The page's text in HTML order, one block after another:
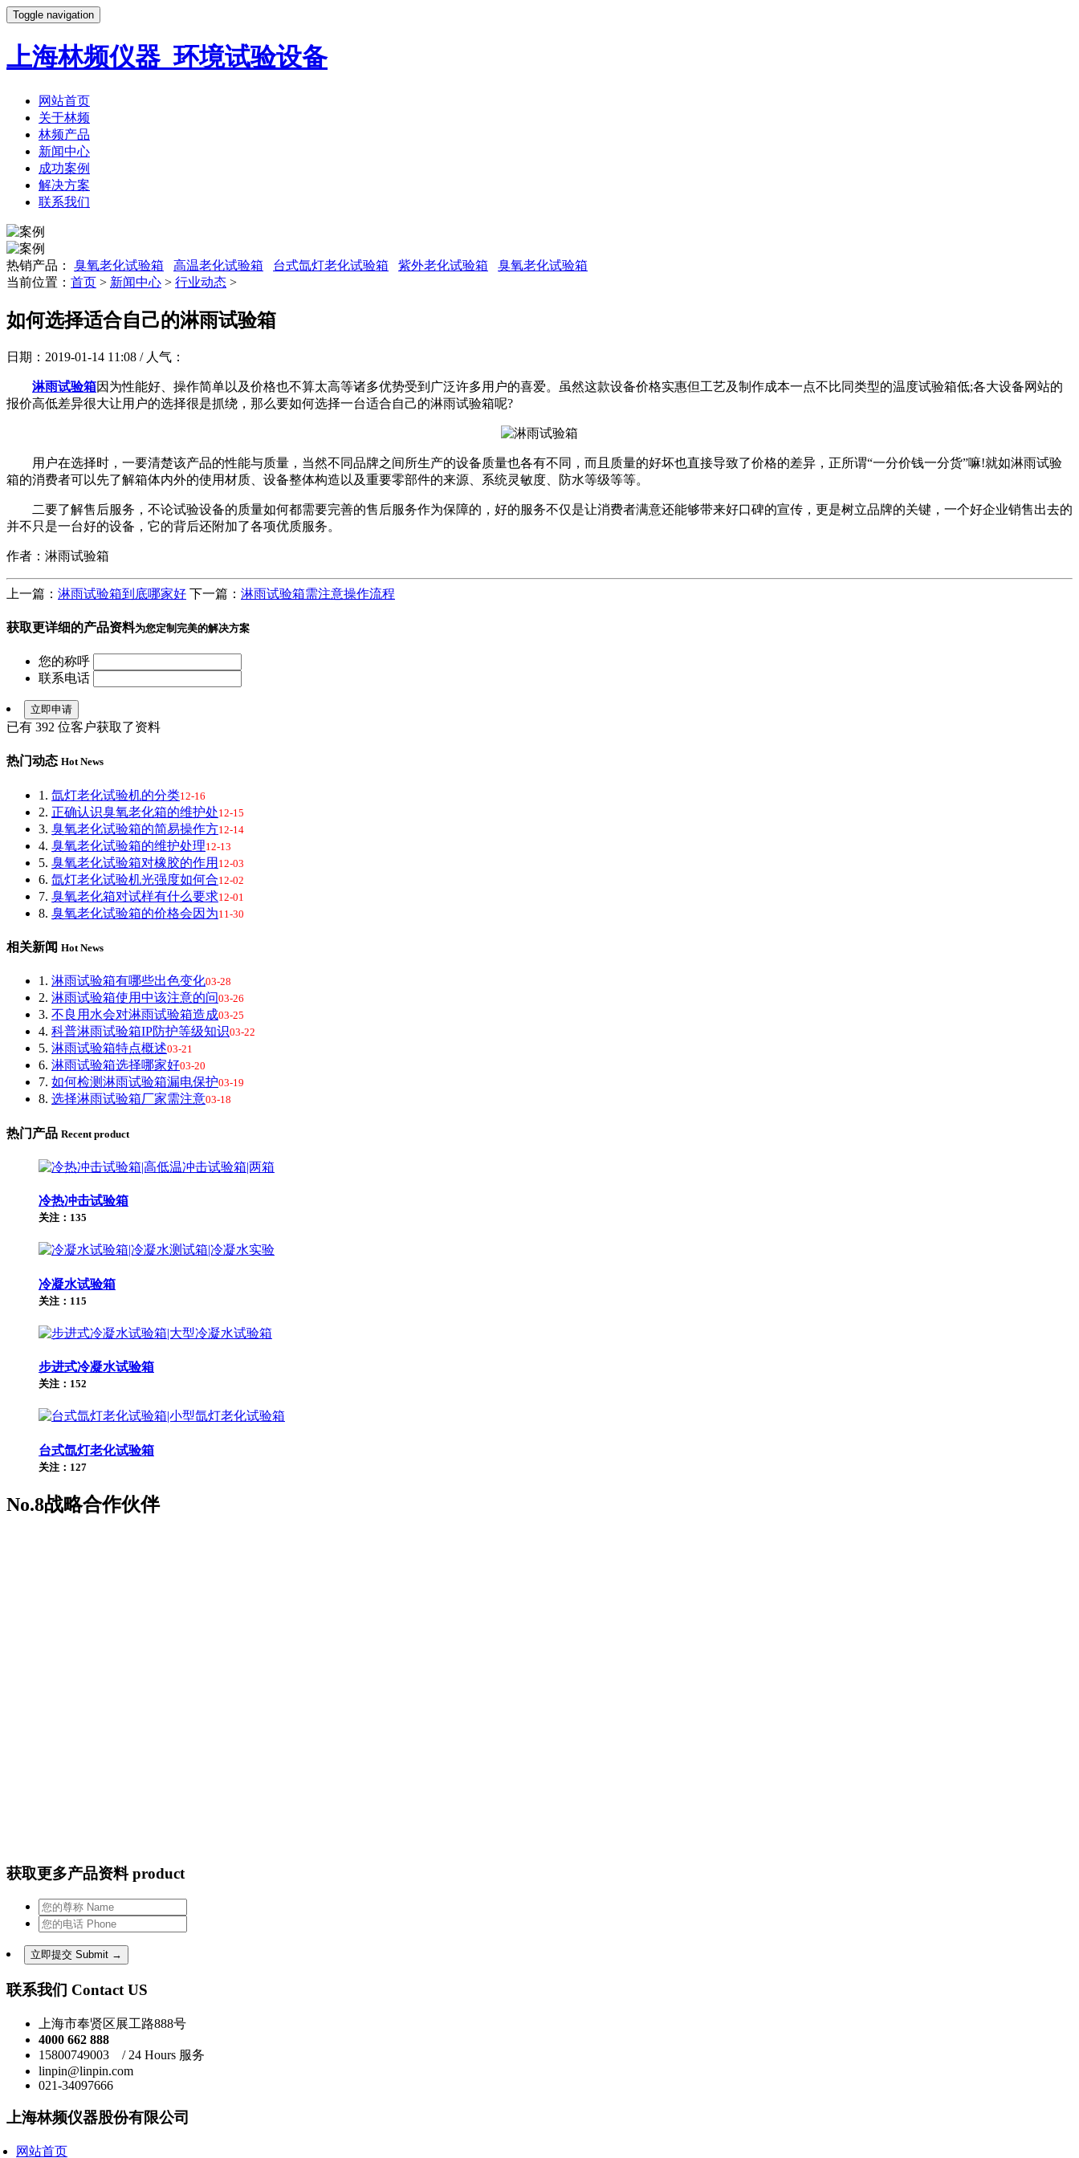
Toggle navigation
上海林频仪器_环境试验设备
网站首页
关于林频
林频产品
新闻中心
成功案例
解决方案
联系我们
热销产品： 臭氧老化试验箱 高温老化试验箱 台式氙灯老化试验箱 紫外老化试验箱
臭氧老化试验箱
当前位置： 首页 > 新闻中心 > 行业动态 >
如何选择适合自己的淋雨试验箱
日期：2019-01-14 11:08 / 人气：
淋雨试验箱因为性能好、操作简单以及价格也不算太高等诸多优势受到广泛许多用户的喜爱。虽然这款设备价格实惠但工艺及制作成本一点不比同类型的温度试验箱低;各大设备网站的
报价高低差异很大让用户的选择很是抓绕，那么要如何选择一台适合自己的淋雨试验箱呢?
用户在选择时，一要清楚该产品的性能与质量，当然不同品牌之间所生产的设备质量也各有不同，而且质量的好坏也直接导致了价格的差异，正所谓“一分价钱一分货”嘛!就如淋雨试验
箱的消费者可以先了解箱体内外的使用材质、设备整体构造以及重要零部件的来源、系统灵敏度、防水等级等等。
二要了解售后服务，不论试验设备的质量如何都需要完善的售后服务作为保障的，好的服务不仅是让消费者满意还能够带来好口碑的宣传，更是树立品牌的关键，一个好企业销售出去的
并不只是一台好的设备，它的背后还附加了各项优质服务。
作者：淋雨试验箱
上一篇： 淋雨试验箱到底哪家好 下一篇： 淋雨试验箱需注意操作流程
获取更详细的产品资料为您定制完美的解决方案
您的称呼
联系电话
已有 392 位客户获取了资料
热门动态 Hot News
1. 氙灯老化试验机的分类12-16
2. 正确认识臭氧老化箱的维护处12-15
3. 臭氧老化试验箱的简易操作方12-14
4. 臭氧老化试验箱的维护处理12-13
5. 臭氧老化试验箱对橡胶的作用 12-03
6. 氙灯老化试验机光强度如何合12-02
7. 臭氧老化箱对试样有什么要求12-01
8. 臭氧老化试验箱的价格会因为11-30
相关新闻 Hot News
1. 淋雨试验箱有哪些出色变化03-28
2. 淋雨试验箱使用中该注意的问03-26
3. 不良用水会对淋雨试验箱造成03-25
4. 科普淋雨试验箱IP防护等级知识03-22
5. 淋雨试验箱特点概述03-21
6. 淋雨试验箱选择哪家好03-20
7. 如何检测淋雨试验箱漏电保护03-19
8. 选择淋雨试验箱厂家需注意03-18
热门产品 Recent product
冷热冲击试验箱
关注：135
冷凝水试验箱
关注：115
步进式冷凝水试验箱
关注：152
台式氙灯老化试验箱
关注：127
No.8战略合作伙伴
获取更多产品资料 product
联系我们 Contact US
上海市奉贤区展工路888号
4000 662 888
15800749003 / 24 Hours 服务
linpin@linpin.com
021-34097666
上海林频仪器股份有限公司
网站首页